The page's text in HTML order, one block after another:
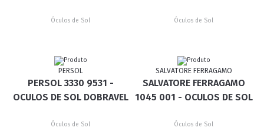
Óculos de Sol Óculos de Sol
PERSOL
PERSOL 3330 9531 -
OCULOS DE SOL DOBRAVEL
Óculos de Sol
SALVATORE FERRAGAMO
SALVATORE FERRAGAMO
1045 001 - OCULOS DE SOL
Óculos de Sol